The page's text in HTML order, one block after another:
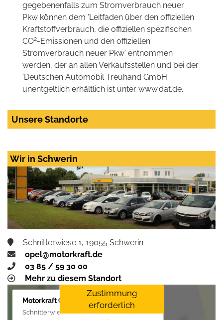
gegebenenfalls zum Stromverbrauch neuer
Pkw können dem 'Leitfaden über den offiziellen
Kraftstoffverbrauch, die offiziellen spezifischen
CO2-Emissionen und den offiziellen
Stromverbrauch neuer Pkw' entnommen
werden, der an allen Verkaufsstellen und bei der
'Deutschen Automobil Treuhand GmbH'
unentgeltlich erhältlich ist unter www.dat.de.
Unsere Standorte
Wir in Schwerin
Schnitterwiese 1, 19055 Schwerin
opel@motorkraft.de
03 85 / 59 30 00
Mehr zu diesem Standort
Motorkraft GmbH
Schnitterwiese 1, 19055 Schwerin
Zustimmung
erforderlich